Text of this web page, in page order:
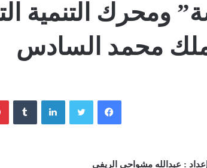
ومحرك التنمية
محمد السادس
فيسبوك تويتر لينكدإن
: عبدالله مشواحي الريفي